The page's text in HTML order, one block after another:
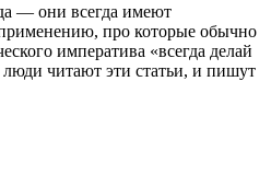
— они всегда имеют
про которые обычно
императива «всегда делай
читают эти статьи, и пишут